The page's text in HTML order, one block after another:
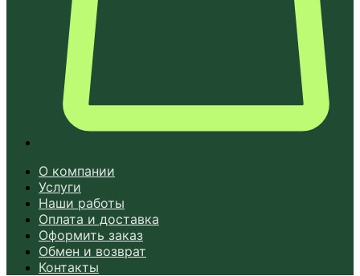
О компании
Услуги
Наши работы
Оплата и доставка
Оформить заказ
Обмен и возврат
Контакты